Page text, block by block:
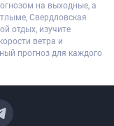
на выходные, а
Свердловская
отдых, изучите
ветра и
прогноз для каждого